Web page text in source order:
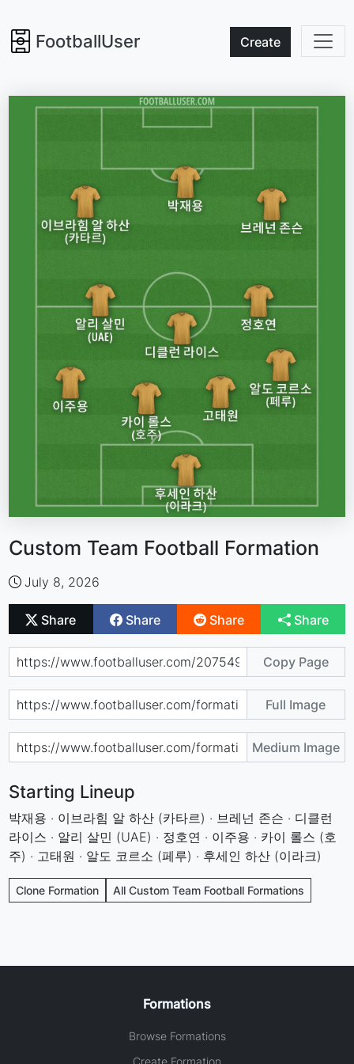
FootballUser Create
Custom Team Football Formation
July 8, 2026
Share Share Share Share
Copy Page
Full Image
Medium Image
Starting Lineup
박재용 · 이브라힘 알 하산 (카타르) · 브레넌 존슨 · 디클런
라이스 · 알리 살민 (UAE) · 정호연 · 이주용 · 카이 롤스 (호
주) · 고태원 · 알도 코르소 (페루) · 후세인 하산 (이라크)
Clone Formation All Custom Team Football Formations
Formations
Browse Formations
Create Formation